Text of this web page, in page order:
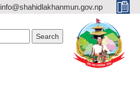
info@shahidlakhanmun.gov.np